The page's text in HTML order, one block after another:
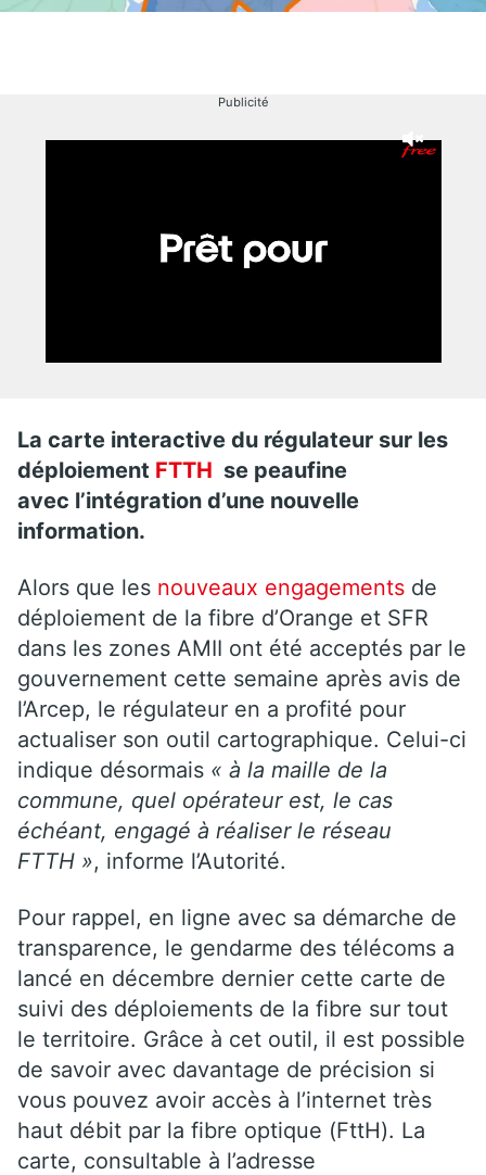
Publicité
La carte interactive du régulateur sur les
déploiement FTTH se peaufine
avec l’intégration d’une nouvelle
information.
Alors que les nouveaux engagements de
déploiement de la fibre d’Orange et SFR
dans les zones AMII ont été acceptés par le
gouvernement cette semaine après avis de
l’Arcep, le régulateur en a profité pour
actualiser son outil cartographique. Celui-ci
indique désormais « à la maille de la
commune, quel opérateur est, le cas
échéant, engagé à réaliser le réseau
FTTH », informe l’Autorité.
Pour rappel, en ligne avec sa démarche de
transparence, le gendarme des télécoms a
lancé en décembre dernier cette carte de
suivi des déploiements de la fibre sur tout
le territoire. Grâce à cet outil, il est possible
de savoir avec davantage de précision si
vous pouvez avoir accès à l’internet très
haut débit par la fibre optique (FttH). La
carte, consultable à l’adresse